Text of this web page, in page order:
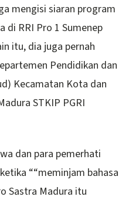
mengisi siaran program
di RRI Pro 1 Sumenep
itu, dia juga pernah
Pendidikan dan
Kecamatan Kota dan
STKIP PGRI
dan para pemerhati
““meminjam bahasa
Sastra Madura itu